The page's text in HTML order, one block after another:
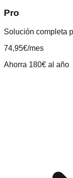
Pro
Solución completa
74,95€/mes
Ahorra 180€ al año